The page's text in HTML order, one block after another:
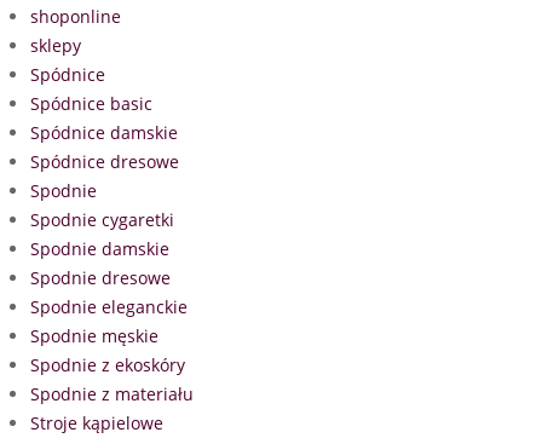
shoponline
sklepy
Spódnice
Spódnice basic
Spódnice damskie
Spódnice dresowe
Spodnie
Spodnie cygaretki
Spodnie damskie
Spodnie dresowe
Spodnie eleganckie
Spodnie męskie
Spodnie z ekoskóry
Spodnie z materiału
Stroje kąpielowe